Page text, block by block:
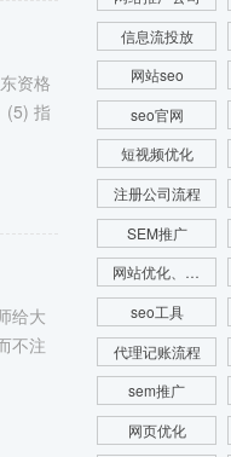
资格
(5) 指
给大
不注
信息流投放
网站seo
seo官网
短视频优化
注册公司流程
SEM推广
网站优化、SEM推广、SEM托管、关键词推广
seo工具
代理记账流程
sem推广
网页优化